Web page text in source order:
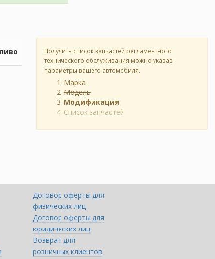
Получить список запчастей регламентного
технического обслуживания можно указав
параметры вашего автомобиля.
Марка
Модель
Модификация
Список запчастей
Договор оферты для
физических лиц
Договор оферты для
юридических лиц
Возврат для
розничных клиентов